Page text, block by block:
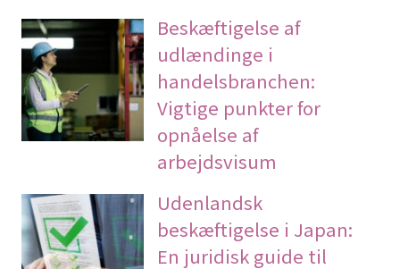
Beskæftigelse af
udlændinge i
handelsbranchen:
Vigtige punkter for
opnåelse af
arbejdsvisum
Udenlandsk
beskæftigelse i Japan:
En juridisk guide til